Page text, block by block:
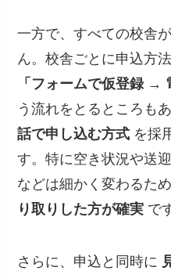
一方で、すべての校舎
ん。校舎ごとに申込方
「フォームで仮登録 →
う流れをとるところも
話で申し込む方式 を採
す。特に空き状況や送
などは細かく変わるため
り取りした方が確実 で
さらに、申込と同時に